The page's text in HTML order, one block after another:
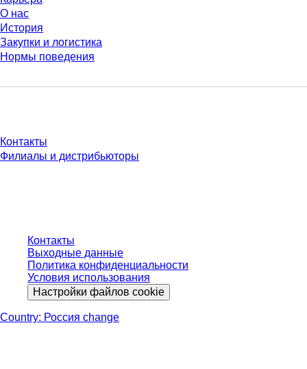
О нас
История
Закупки и логистика
Нормы поведения
Контакты
Филиалы и дистрибьюторы
Контакты
Выходные данные
Политика конфиденциальности
Условия использования
Настройки файлов cookie
Country: Россия change